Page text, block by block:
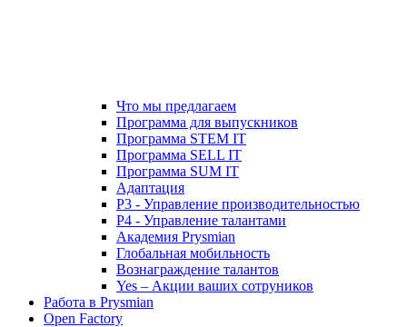
Что мы предлагаем
Программа для выпускников
Программа STEM IT
Программа SELL IT
Программа SUM IT
Адаптация
P3 - Управление производительностью
P4 - Управление талантами
Академия Prysmian
Глобальная мобильность
Вознаграждение талантов
Yes – Акции ваших сотруников
Работа в Prysmian
Open Factory